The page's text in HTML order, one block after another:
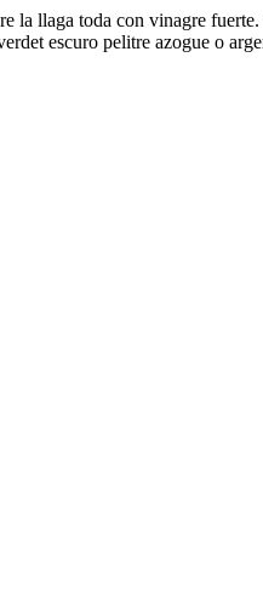
la llaga toda con vinagre
escuro pelitre azogue o